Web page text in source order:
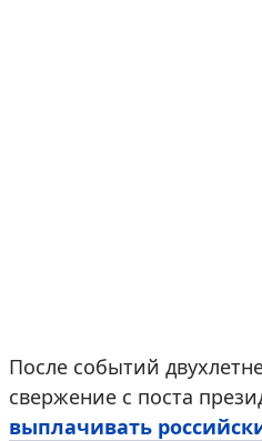
После событий
свержение с поста
выплачивать